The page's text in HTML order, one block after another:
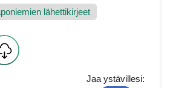
lähettikirjeet
Jaa ystävillesi: